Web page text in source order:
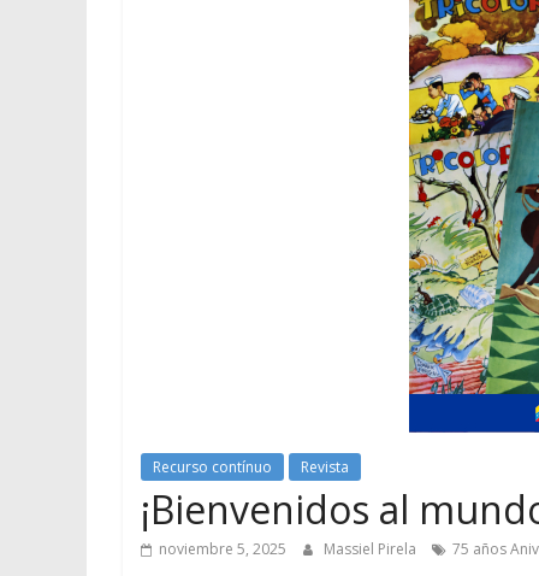
Recurso contínuo Revista
¡Bienvenidos al
noviembre 5, 2025 Massiel Pirela 75 años